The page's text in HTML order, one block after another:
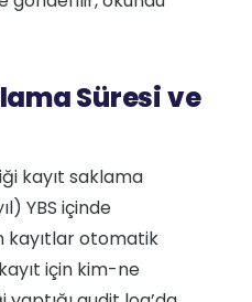
Süresi ve
kayıt saklama
YBS içinde
kayıtlar otomatik
için kim-ne